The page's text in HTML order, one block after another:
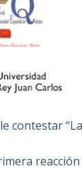
contestar
reacción